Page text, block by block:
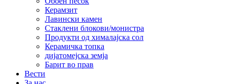
Керамзит
Лавински камен
Стаклени блокови/монистра
Продукти од хималајска сол
Керамичка топка
дијатомејска земја
Барит во прав
Вести